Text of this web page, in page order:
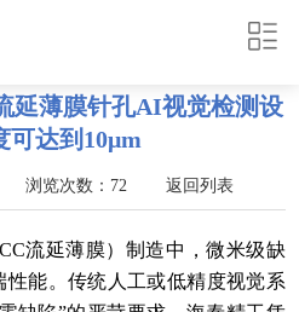
延薄膜针孔AI视觉检测设
可达到10μm
浏览次数：72 返回列表
流延薄膜）制造中，微米级缺
能。传统人工或低精度视觉系